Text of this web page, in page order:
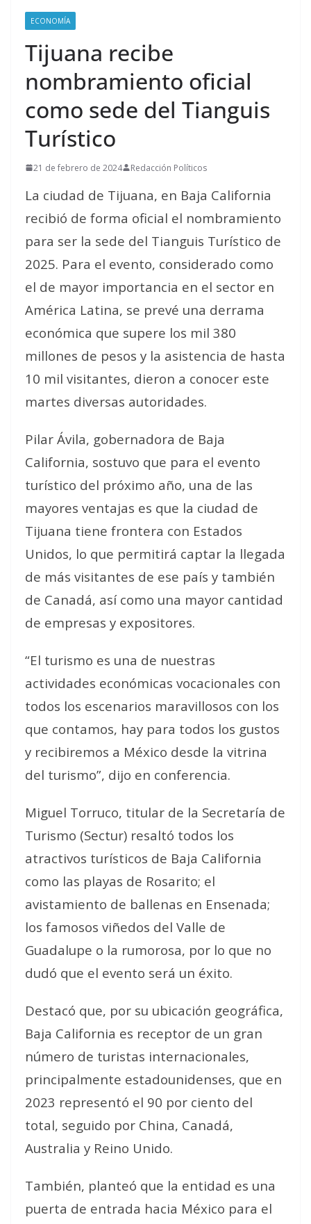
ECONOMÍA
Tijuana recibe
nombramiento oficial
como sede del Tianguis
Turístico
21 de febrero de 2024 Redacción Políticos
La ciudad de Tijuana, en Baja California
recibió de forma oficial el nombramiento
para ser la sede del Tianguis Turístico de
2025. Para el evento, considerado como
el de mayor importancia en el sector en
América Latina, se prevé una derrama
económica que supere los mil 380
millones de pesos y la asistencia de hasta
10 mil visitantes, dieron a conocer este
martes diversas autoridades.
Pilar Ávila, gobernadora de Baja
California, sostuvo que para el evento
turístico del próximo año, una de las
mayores ventajas es que la ciudad de
Tijuana tiene frontera con Estados
Unidos, lo que permitirá captar la llegada
de más visitantes de ese país y también
de Canadá, así como una mayor cantidad
de empresas y expositores.
“El turismo es una de nuestras
actividades económicas vocacionales con
todos los escenarios maravillosos con los
que contamos, hay para todos los gustos
y recibiremos a México desde la vitrina
del turismo”, dijo en conferencia.
Miguel Torruco, titular de la Secretaría de
Turismo (Sectur) resaltó todos los
atractivos turísticos de Baja California
como las playas de Rosarito; el
avistamiento de ballenas en Ensenada;
los famosos viñedos del Valle de
Guadalupe o la rumorosa, por lo que no
dudó que el evento será un éxito.
Destacó que, por su ubicación geográfica,
Baja California es receptor de un gran
número de turistas internacionales,
principalmente estadounidenses, que en
2023 representó el 90 por ciento del
total, seguido por China, Canadá,
Australia y Reino Unido.
También, planteó que la entidad es una
puerta de entrada hacia México para el